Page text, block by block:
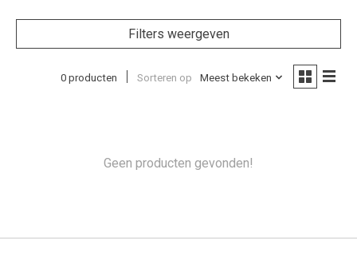
Filters weergeven
0 producten Sorteren op Meest bekeken
Geen producten gevonden!